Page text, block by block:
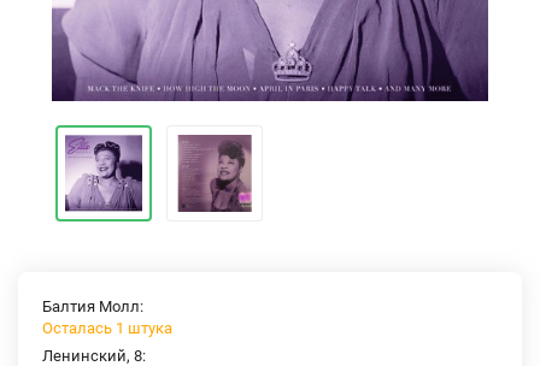
Балтия Молл:
Осталась 1 штука
Ленинский, 8: